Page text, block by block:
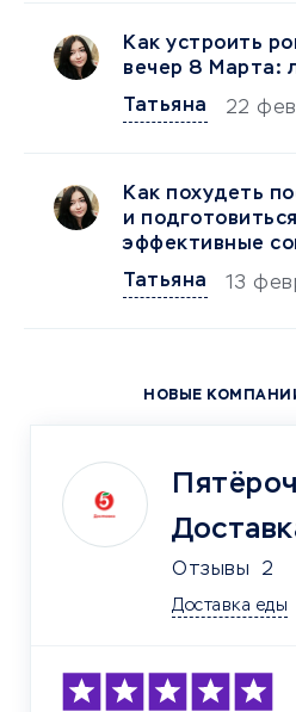
Как устроить
вечер 8 Марта:
Татьяна
22
Как похудеть
и
эффективные
Татьяна
13
НОВЫЕ
Отзывы 2
Доставка еды